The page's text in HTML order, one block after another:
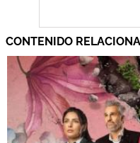
CONTENIDO